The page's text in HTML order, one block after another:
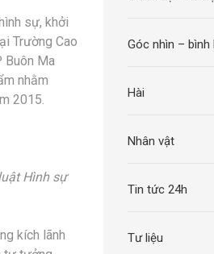
sự, khởi
Trường Cao
Buôn Ma
nhằm
2015.
Hình sự
kích lãnh
Góc nhìn – bình
Hài
Nhân vật
Tin tức 24h
Tư liệu